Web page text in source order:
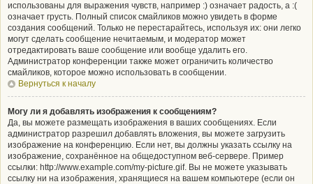
использованы для выражения чувств, например :) означает радость, а :(
означает грусть. Полный список смайликов можно увидеть в форме
создания сообщений. Только не перестарайтесь, используя их: они легко
могут сделать сообщение нечитаемым, и модератор может
отредактировать ваше сообщение или вообще удалить его.
Администратор конференции также может ограничить количество
смайликов, которое можно использовать в сообщении.
Вернуться к началу
Могу ли я добавлять изображения к сообщениям?
Да, вы можете размещать изображения в ваших сообщениях. Если
администратор разрешил добавлять вложения, вы можете загрузить
изображение на конференцию. Если нет, вы должны указать ссылку на
изображение, сохранённое на общедоступном веб-сервере. Пример
ссылки: http://www.example.com/my-picture.gif. Вы не можете указывать
ссылку ни на изображения, хранящиеся на вашем компьютере (если он